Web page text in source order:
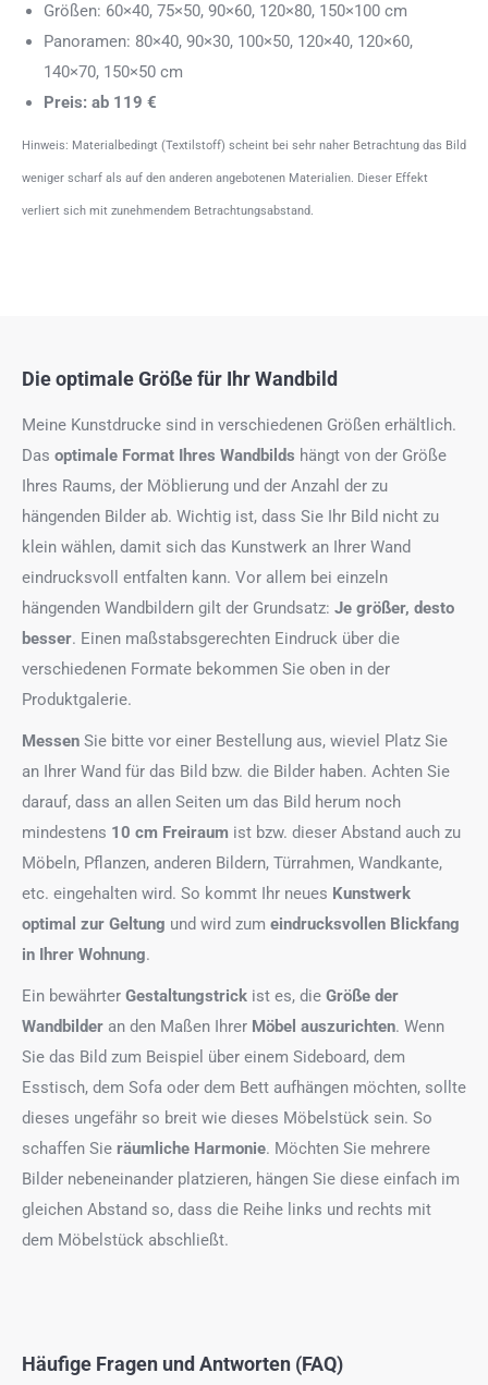
Größen: 60×40, 75×50, 90×60, 120×80, 150×100 cm
Panoramen: 80×40, 90×30, 100×50, 120×40, 120×60,
140×70, 150×50 cm
Preis: ab 119 €
Hinweis: Materialbedingt (Textilstoff) scheint bei sehr naher Betrachtung das Bild
weniger scharf als auf den anderen angebotenen Materialien. Dieser Effekt
verliert sich mit zunehmendem Betrachtungsabstand.
Die optimale Größe für Ihr Wandbild
Meine Kunstdrucke sind in verschiedenen Größen erhältlich.
Das optimale Format Ihres Wandbilds hängt von der Größe
Ihres Raums, der Möblierung und der Anzahl der zu
hängenden Bilder ab. Wichtig ist, dass Sie Ihr Bild nicht zu
klein wählen, damit sich das Kunstwerk an Ihrer Wand
eindrucksvoll entfalten kann. Vor allem bei einzeln
hängenden Wandbildern gilt der Grundsatz: Je größer, desto
besser. Einen maßstabsgerechten Eindruck über die
verschiedenen Formate bekommen Sie oben in der
Produktgalerie.
Messen Sie bitte vor einer Bestellung aus, wieviel Platz Sie
an Ihrer Wand für das Bild bzw. die Bilder haben. Achten Sie
darauf, dass an allen Seiten um das Bild herum noch
mindestens 10 cm Freiraum ist bzw. dieser Abstand auch zu
Möbeln, Pflanzen, anderen Bildern, Türrahmen, Wandkante,
etc. eingehalten wird. So kommt Ihr neues Kunstwerk
optimal zur Geltung und wird zum eindrucksvollen Blickfang
in Ihrer Wohnung.
Ein bewährter Gestaltungstrick ist es, die Größe der
Wandbilder an den Maßen Ihrer Möbel auszurichten. Wenn
Sie das Bild zum Beispiel über einem Sideboard, dem
Esstisch, dem Sofa oder dem Bett aufhängen möchten, sollte
dieses ungefähr so breit wie dieses Möbelstück sein. So
schaffen Sie räumliche Harmonie. Möchten Sie mehrere
Bilder nebeneinander platzieren, hängen Sie diese einfach im
gleichen Abstand so, dass die Reihe links und rechts mit
dem Möbelstück abschließt.
Häufige Fragen und Antworten (FAQ)